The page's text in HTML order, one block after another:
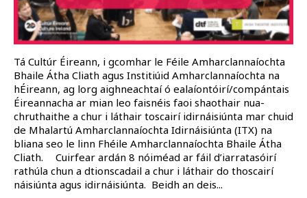
Tá Cultúr Éireann, i gcomhar le Féile Amharclannaíochta
Bhaile Átha Cliath agus Institiúid Amharclannaíochta na
hÉireann, ag lorg aighneachtaí ó ealaíontóirí/compántais
Éireannacha ar mian leo faisnéis faoi shaothair nua-
chruthaithe a chur i láthair toscairí idirnáisiúnta mar chuid
de Mhalartú Amharclannaíochta Idirnáisiúnta (ITX) na
bliana seo le linn Fhéile Amharclannaíochta Bhaile Átha
Cliath. Cuirfear ardán 8 nóiméad ar fáil d’iarratasóirí
rathúla chun a dtionscadail a chur i láthair do thoscairí
náisiúnta agus idirnáisiúnta. Beidh an deis...